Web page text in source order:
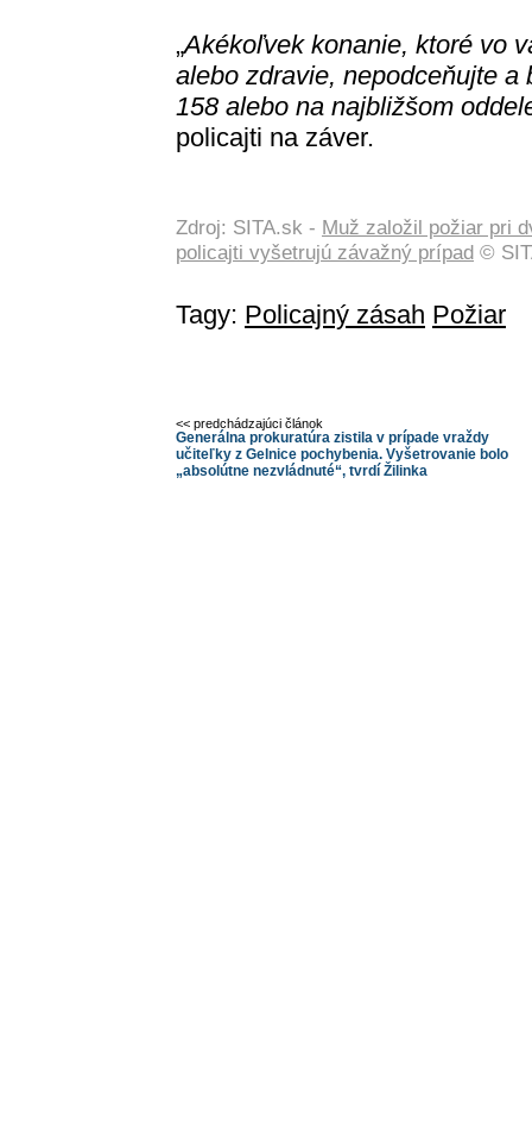
„Akékoľvek konanie, ktoré vo
alebo zdravie, nepodceňujte
158 alebo na najbližšom
policajti na záver.
Zdroj: SITA.sk - Muž založil požiar pri
policajti vyšetrujú závažný prípad ©
Tagy: Policajný zásah Požiar
<< predchádzajúci článok
Generálna prokuratúra zistila v prípade vraždy
učiteľky z Gelnice pochybenia. Vyšetrovanie bolo
„absolútne nezvládnuté“, tvrdí Žilinka